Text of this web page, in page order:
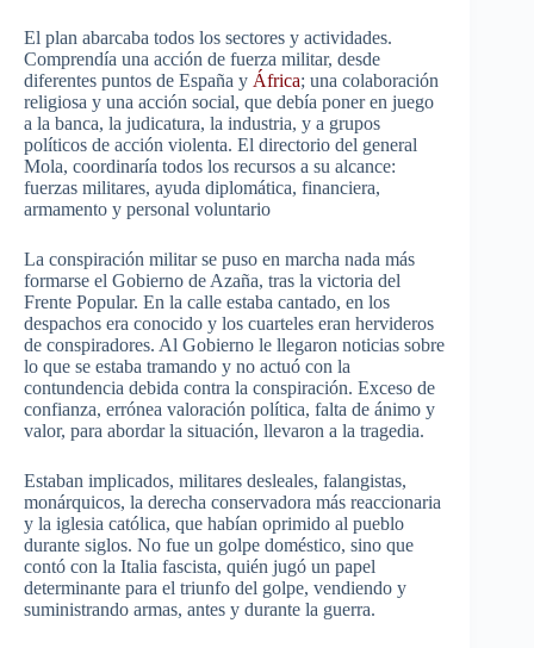
El plan abarcaba todos los sectores y actividades.
Comprendía una acción de fuerza militar, desde
diferentes puntos de España y África; una colaboración
religiosa y una acción social, que debía poner en juego
a la banca, la judicatura, la industria, y a grupos
políticos de acción violenta. El directorio del general
Mola, coordinaría todos los recursos a su alcance:
fuerzas militares, ayuda diplomática, financiera,
armamento y personal voluntario
La conspiración militar se puso en marcha nada más
formarse el Gobierno de Azaña, tras la victoria del
Frente Popular. En la calle estaba cantado, en los
despachos era conocido y los cuarteles eran hervideros
de conspiradores. Al Gobierno le llegaron noticias sobre
lo que se estaba tramando y no actuó con la
contundencia debida contra la conspiración. Exceso de
confianza, errónea valoración política, falta de ánimo y
valor, para abordar la situación, llevaron a la tragedia.
Estaban implicados, militares desleales, falangistas,
monárquicos, la derecha conservadora más reaccionaria
y la iglesia católica, que habían oprimido al pueblo
durante siglos. No fue un golpe doméstico, sino que
contó con la Italia fascista, quién jugó un papel
determinante para el triunfo del golpe, vendiendo y
suministrando armas, antes y durante la guerra.